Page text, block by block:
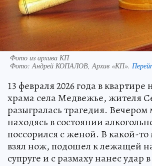
Фото из архива КП
Фото:Андрей КОПАЛОВ, Архив «КП».
13 февраля 2026 года в квартире
храма села Медвежье, жителя
разыгралась трагедия.
находясь в состоянии
поссорился с женой. В какой-
взял нож, подошел к лежащей
супруге и с размаху нанес удар